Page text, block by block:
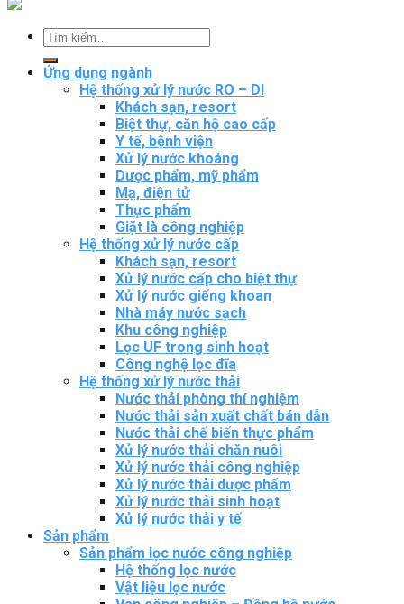
Tìm
Ứng dụng ngành
Hệ thống xử lý nước RO – DI
Khách sạn, resort
Biệt thự, căn hộ cao cấp
Y tế, bệnh viện
Xử lý nước khoáng
Dược phẩm, mỹ phẩm
Mạ, điện tử
Thực phẩm
Giặt là công nghiệp
Hệ thống xử lý nước cấp
Khách sạn, resort
Xử lý nước cấp cho biệt thự
Xử lý nước giếng khoan
Nhà máy nước sạch
Khu công nghiệp
Lọc UF trong sinh hoạt
Công nghệ lọc đĩa
Hệ thống xử lý nước thải
Nước thải phòng thí nghiệm
Nước thải sản xuất chất bán dẫn
Nước thải chế biến thực phẩm
Xử lý nước thải chăn nuôi
Xử lý nước thải công nghiệp
Xử lý nước thải dược phẩm
Xử lý nước thải sinh hoạt
Xử lý nước thải y tế
Sản phẩm
Sản phẩm lọc nước công nghiệp
Hệ thống lọc nước
Vật liệu lọc nước